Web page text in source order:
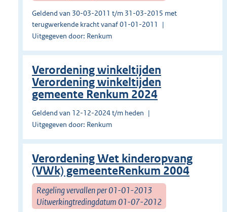
Geldend van 30-03-2011 t/m 31-03-2015 met
terugwerkende kracht vanaf 01-01-2011
Uitgegeven door: Renkum
Verordening winkeltijden
Verordening winkeltijden
gemeente Renkum 2024
Geldend van 12-12-2024 t/m heden
Uitgegeven door: Renkum
Verordening Wet kinderopvang
(VWk) gemeenteRenkum 2004
Regeling vervallen per 01-01-2013
Uitwerkingtredingdatum 01-07-2012